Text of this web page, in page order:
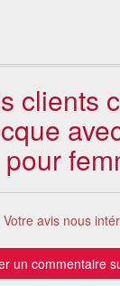
clients
pour
Votre avis nous
un commentaire